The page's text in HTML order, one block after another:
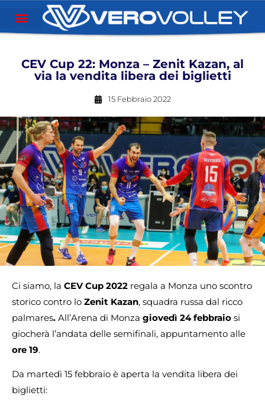
CEV Cup 22: Monza – Zenit Kazan, al
via la vendita libera dei biglietti
15 Febbraio 2022
Ci siamo, la CEV Cup 2022 regala a Monza uno scontro
storico contro lo Zenit Kazan, squadra russa dal ricco
palmares. All’Arena di Monza giovedì 24 febbraio si
giocherà l’andata delle semifinali, appuntamento alle
ore 19.
Da martedì 15 febbraio è aperta la vendita libera dei
biglietti: